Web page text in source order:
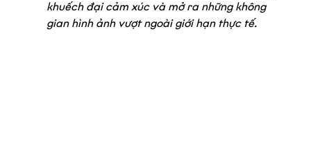
khuếch đại cảm xúc và mở ra những không
gian hình ảnh vượt ngoài giới hạn thực tế.